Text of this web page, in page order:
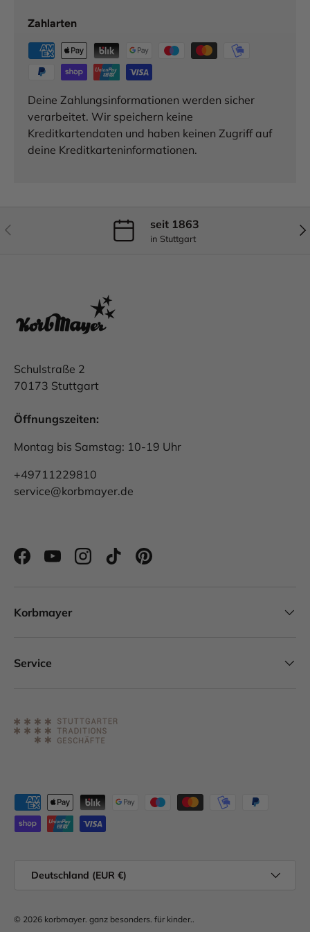
Zahlarten
Deine Zahlungsinformationen werden sicher
verarbeitet. Wir speichern keine
Kreditkartendaten und haben keinen Zugriff auf
deine Kreditkarteninformationen.
Vorherige seit 1863
in Stuttgart
Schulstraße 2
70173 Stuttgart
Öffnungszeiten:
Montag bis Samstag: 10-19 Uhr
+49711229810
service@korbmayer.de
FacebookYouTubeInstagramTikTokPinterest
Korbmayer
Service
Zahlungsmethoden
Deutschland (EUR €)
© 2026 korbmayer. ganz besonders. für kinder.